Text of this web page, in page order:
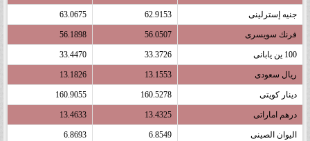
جنيه إسترلينى 62.9153
63.0675
فرنك سويسرى 56.0507
56.1898
100 ين يابانى 33.3726
33.4470
ريال سعودى 13.1553
13.1826
دينار كويتى 160.5278
160.9055
درهم اماراتى 13.4325
13.4633
اليوان الصينى 6.8549
6.8693